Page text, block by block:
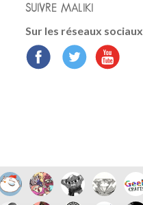
SUIVRE MALIKI
Sur les réseaux sociaux